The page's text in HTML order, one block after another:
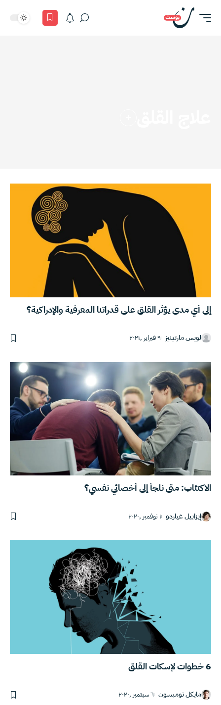
إلى أي مدى يؤثر القلق على قدراتنا المعرفية والإدراكية؟
لويس مارتينيز ٩ فبراير ,٢٠٢١
الاكتئاب: متى نلجأ إلى أخصائي نفسي؟
إيزابيل غياردو ١ نوفمبر ,٢٠٢٠
6 خطوات لإسكات القلق
مايكل تومبسون ٦ سبتمبر ,٢٠٢٠